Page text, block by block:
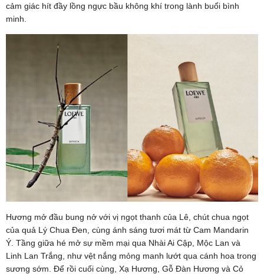
cảm giác hít đầy lồng ngực bầu không khí trong lành buổi bình
minh.
Hương mở đầu bung nở với vị ngọt thanh của Lê, chút chua ngọt
của quả Lý Chua Đen, cùng ánh sáng tươi mát từ Cam Mandarin
Ý. Tầng giữa hé mở sự mềm mại qua Nhài Ai Cập, Mộc Lan và
Linh Lan Trắng, như vệt nắng mỏng manh lướt qua cánh hoa trong
sương sớm. Để rồi cuối cùng, Xạ Hương, Gỗ Đàn Hương và Cỏ